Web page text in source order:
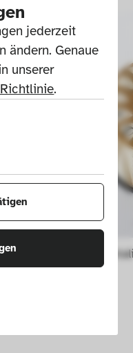
jederzeit
ändern. Genaue
Informationen finden Sie in unserer
.
wir durch
Tokalon